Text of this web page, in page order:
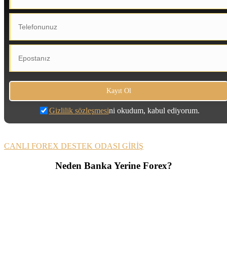
Gizlilik sözleşmesini okudum, kabul ediyorum.
CANLI FOREX DESTEK ODASI GİRİŞ
Neden Banka Yerine Forex?